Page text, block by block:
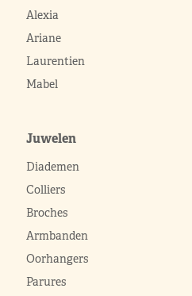
Alexia
Ariane
Laurentien
Mabel
Juwelen
Diademen
Colliers
Broches
Armbanden
Oorhangers
Parures